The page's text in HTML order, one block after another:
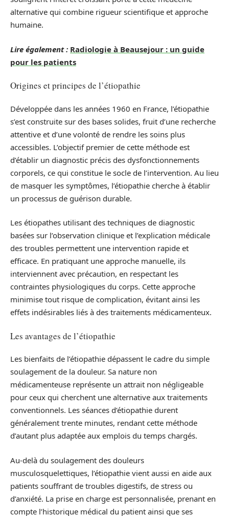
alternative qui combine rigueur scientifique et approche
humaine.
Lire également : Radiologie à Beausejour : un guide
pour les patients
Origines et principes de l’étiopathie
Développée dans les années 1960 en France, l’étiopathie
s’est construite sur des bases solides, fruit d’une recherche
attentive et d’une volonté de rendre les soins plus
accessibles. L’objectif premier de cette méthode est
d’établir un diagnostic précis des dysfonctionnements
corporels, ce qui constitue le socle de l’intervention. Au lieu
de masquer les symptômes, l’étiopathie cherche à établir
un processus de guérison durable.
Les étiopathes utilisant des techniques de diagnostic
basées sur l’observation clinique et l’explication médicale
des troubles permettent une intervention rapide et
efficace. En pratiquant une approche manuelle, ils
interviennent avec précaution, en respectant les
contraintes physiologiques du corps. Cette approche
minimise tout risque de complication, évitant ainsi les
effets indésirables liés à des traitements médicamenteux.
Les avantages de l’étiopathie
Les bienfaits de l’étiopathie dépassent le cadre du simple
soulagement de la douleur. Sa nature non
médicamenteuse représente un attrait non négligeable
pour ceux qui cherchent une alternative aux traitements
conventionnels. Les séances d’étiopathie durent
généralement trente minutes, rendant cette méthode
d’autant plus adaptée aux emplois du temps chargés.
Au-delà du soulagement des douleurs
musculosquelettiques, l’étiopathie vient aussi en aide aux
patients souffrant de troubles digestifs, de stress ou
d’anxiété. La prise en charge est personnalisée, prenant en
compte l’historique médical du patient ainsi que ses